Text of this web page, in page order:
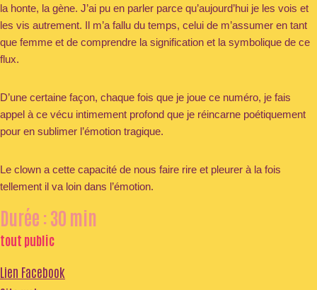
la honte, la gène. J’ai pu en parler parce qu’aujourd’hui je les vois et
les vis autrement. Il m’a fallu du temps, celui de m’assumer en tant
que femme et de comprendre la signification et la symbolique de ce
flux.
D’une certaine façon, chaque fois que je joue ce numéro, je fais
appel à ce vécu intimement profond que je réincarne poétiquement
pour en sublimer l’émotion tragique.
Le clown a cette capacité de nous faire rire et pleurer à la fois
tellement il va loin dans l’émotion.
Durée : 30 min
tout public
Lien Facebook